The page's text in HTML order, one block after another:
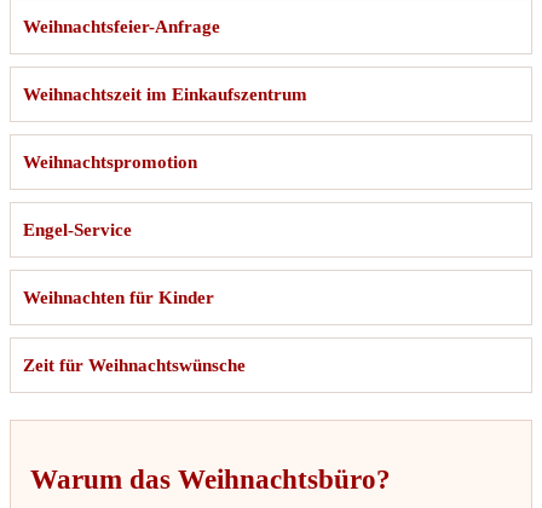
Weihnachtsfeier-Anfrage
Weihnachtszeit im Einkaufszentrum
Weihnachtspromotion
Engel-Service
Weihnachten für Kinder
Zeit für Weihnachtswünsche
Warum das Weihnachtsbüro?